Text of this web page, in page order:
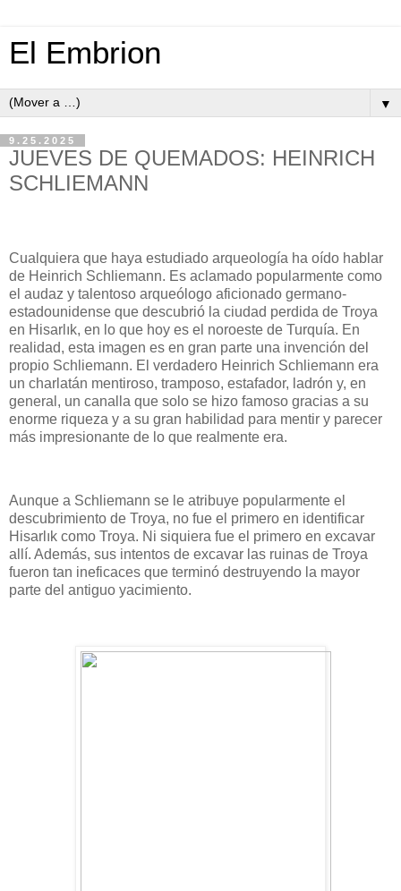
El Embrion
▼
9.25.2025
JUEVES DE QUEMADOS: HEINRICH
SCHLIEMANN
Cualquiera que haya estudiado arqueología ha oído hablar
de Heinrich Schliemann. Es aclamado popularmente como
el audaz y talentoso arqueólogo aficionado germano-
estadounidense que descubrió la ciudad perdida de Troya
en Hisarlık, en lo que hoy es el noroeste de Turquía. En
realidad, esta imagen es en gran parte una invención del
propio Schliemann. El verdadero Heinrich Schliemann era
un charlatán mentiroso, tramposo, estafador, ladrón y, en
general, un canalla que solo se hizo famoso gracias a su
enorme riqueza y a su gran habilidad para mentir y parecer
más impresionante de lo que realmente era.
Aunque a Schliemann se le atribuye popularmente el
descubrimiento de Troya, no fue el primero en identificar
Hisarlık como Troya. Ni siquiera fue el primero en excavar
allí. Además, sus intentos de excavar las ruinas de Troya
fueron tan ineficaces que terminó destruyendo la mayor
parte del antiguo yacimiento.